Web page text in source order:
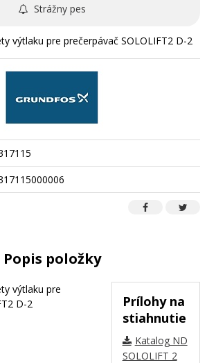
Strážny pes
výtlaku pre prečerpávač SOLOLIFT2 D-2
Popis položky
Prílohy na
stiahnutie
Katalog ND
SOLOLIFT 2
výtlaku pre
D-2